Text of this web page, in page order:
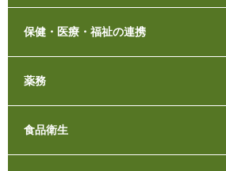
保健・医療・福祉の連携
薬務
食品衛生